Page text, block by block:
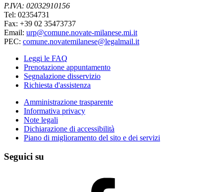
P.IVA: 02032910156
Tel: 02354731
Fax: +39 02 35473737
Email: urp@comune.novate-milanese.mi.it
PEC: comune.novatemilanese@legalmail.it
Leggi le FAQ
Prenotazione appuntamento
Segnalazione disservizio
Richiesta d'assistenza
Amministrazione trasparente
Informativa privacy
Note legali
Dichiarazione di accessibilità
Piano di miglioramento del sito e dei servizi
Seguici su